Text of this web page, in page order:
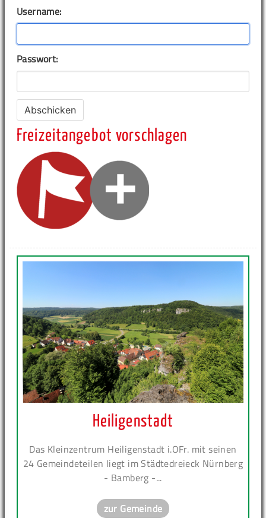
Username:
Passwort:
Freizeitangebot vorschlagen
Heiligenstadt
Das Kleinzentrum Heiligenstadt i.OFr. mit seinen
24 Gemeindeteilen liegt im Städtedreieck Nürnberg
- Bamberg -...
zur Gemeinde